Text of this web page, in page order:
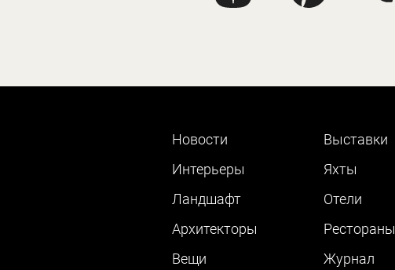
Новости
Интерьеры
Ландшафт
Архитекторы
Вещи
Выставки
Яхты
Отели
Рестораны
Журнал